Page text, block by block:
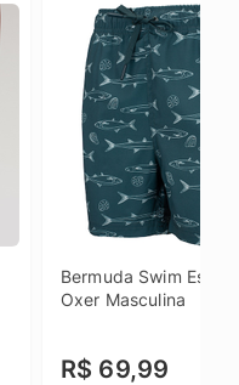
Bermuda Swim
Oxer Masculina
R$ 69,99